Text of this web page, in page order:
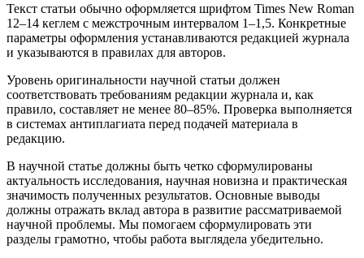
Текст статьи обычно оформляется шрифтом Times New Roman
12–14 кеглем с межстрочным интервалом 1–1,5. Конкретные
параметры оформления устанавливаются редакцией журнала
и указываются в правилах для авторов.
Уровень оригинальности научной статьи должен
соответствовать требованиям редакции журнала и, как
правило, составляет не менее 80–85%. Проверка выполняется
в системах антиплагиата перед подачей материала в
редакцию.
В научной статье должны быть четко сформулированы
актуальность исследования, научная новизна и практическая
значимость полученных результатов. Основные выводы
должны отражать вклад автора в развитие рассматриваемой
научной проблемы. Мы помогаем сформулировать эти
разделы грамотно, чтобы работа выглядела убедительно.